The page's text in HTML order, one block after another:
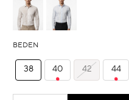
BEDEN
38 40 42 44